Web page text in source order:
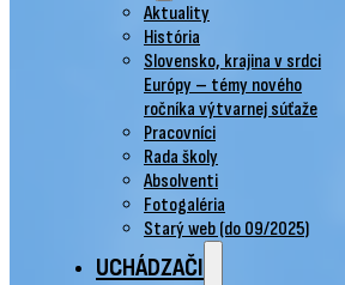
Aktuality
História
Slovensko, krajina v srdci
Európy – témy nového
ročníka výtvarnej súťaže
Pracovníci
Rada školy
Absolventi
Fotogaléria
Starý web (do 09/2025)
UCHÁDZAČI